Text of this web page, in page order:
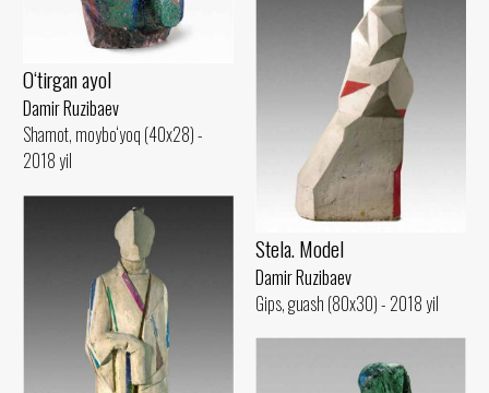
O‘tirgan ayol
Damir Ruzibaev
Shamot, moybo‘yoq (40x28) -
2018 yil
Stela. Model
Damir Ruzibaev
Gips, guash (80x30) - 2018 yil